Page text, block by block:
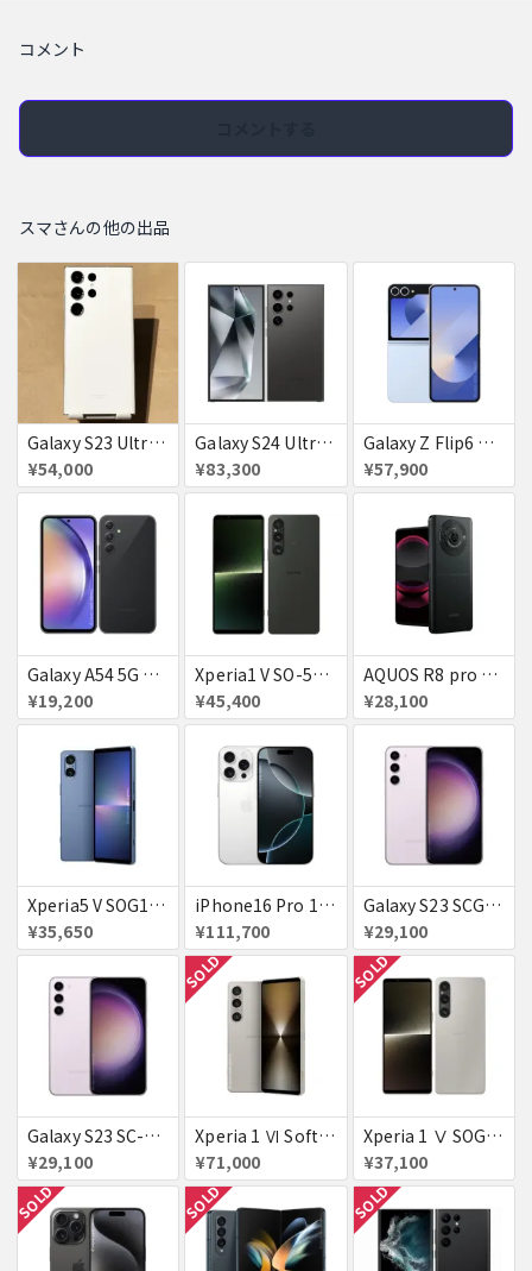
コメント
スマさんの他の出品
Galaxy S23 Ultra SC-52D クリーム docomo 送料無料
¥54,000
Galaxy S24 Ultra SCG26 512GB au チタニウムブラック 送料無料
¥83,300
Galaxy Z Flip6 ブルー 256GB au 送料無料
¥57,900
Galaxy A54 5G SC−23D docomo オーサムグラファイト 送料無料
¥19,200
Xperia1 V SO-51D docomo ブラック 送料無料
¥45,400
AQUOS R8 pro SoftBank 送料無料
¥28,100
Xperia5 V SOG12 ブルー au 送料無料
¥35,650
iPhone16 Pro 128GB ホワイトチタニウム docomo 送料無料
¥111,700
Galaxy S23 SCG19 ラベンダー au 送料無料
¥29,100
Galaxy S23 SC-51D SAMSUNG docomo 送料無料
¥29,100
SOLD
Xperia 1 Ⅵ SoftBank プラチナシルバー 送料無料
¥71,000
SOLD
Xperia 1 Ⅴ SOG10 プラチナシルバー au 送料無料
¥37,100
SOLD SOLD SOLD